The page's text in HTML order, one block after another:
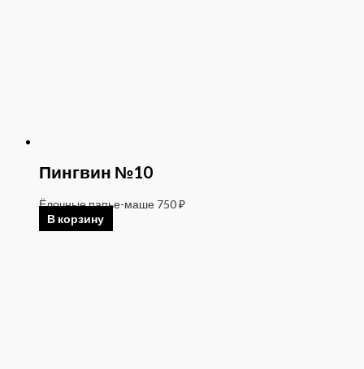
Пингвин №10
Ёлочные папье-маше 750₽
В корзину